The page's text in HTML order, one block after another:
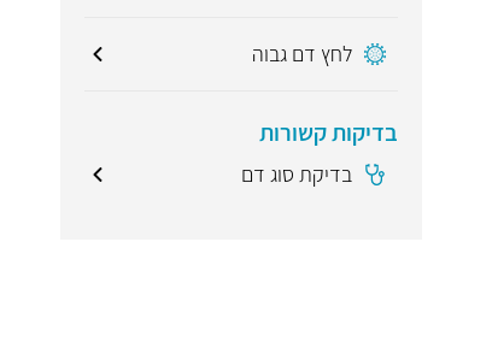
לחץ דם גבוה
בדיקות קשורות
בדיקת סוג דם